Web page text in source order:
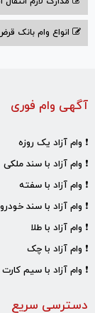
انواع وام بانک قرض
آگهی وام فوری
❗ وام آزاد یک روزه
❗ وام آزاد با سند ملکی
❗ وام آزاد با سفته
❗ وام آزاد با سند خودرو
❗ وام آزاد با طلا
❗ وام آزاد با چک
❗ وام آزاد با سیم کارت
دسترسی سریع